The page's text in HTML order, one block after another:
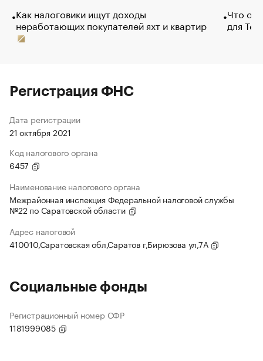
Как налоговики ищут доходы
неработающих покупателей яхт и квартир
Что
для
Регистрация ФНС
Дата регистрации
21 октября 2021
Код налогового органа
6457
Наименование налогового органа
Межрайонная инспекция Федеральной налоговой службы
№22 по Саратовской области
Адрес налоговой
410010,Саратовская обл,Саратов г,Бирюзова ул,7А
Социальные фонды
Регистрационный номер СФР
1181999085